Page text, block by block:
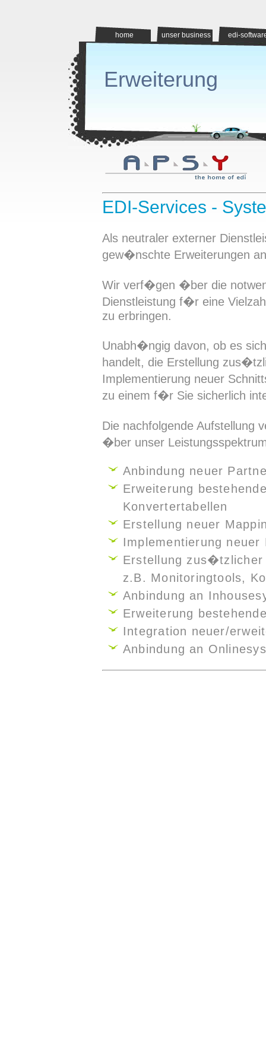
home unser business edi-
Erweiterung
EDI-Services -
Als neutraler externer
gew�nschte Erweiterungen
Wir verf�gen �ber die
Dienstleistung f�r eine
zu erbringen.
Unabh�ngig davon, ob es
handelt, die Erstellung
Implementierung neuer
zu einem f�r Sie sicherlich
Die nachfolgende Aufstellung
�ber unser
Anbindung neuer
Erweiterung
Konvertertabellen
Erstellung neuer
Implementierung neuer
Erstellung
z.B. Monitoringtools,
Anbindung an
Erweiterung
Integration neuer/
Anbindung an